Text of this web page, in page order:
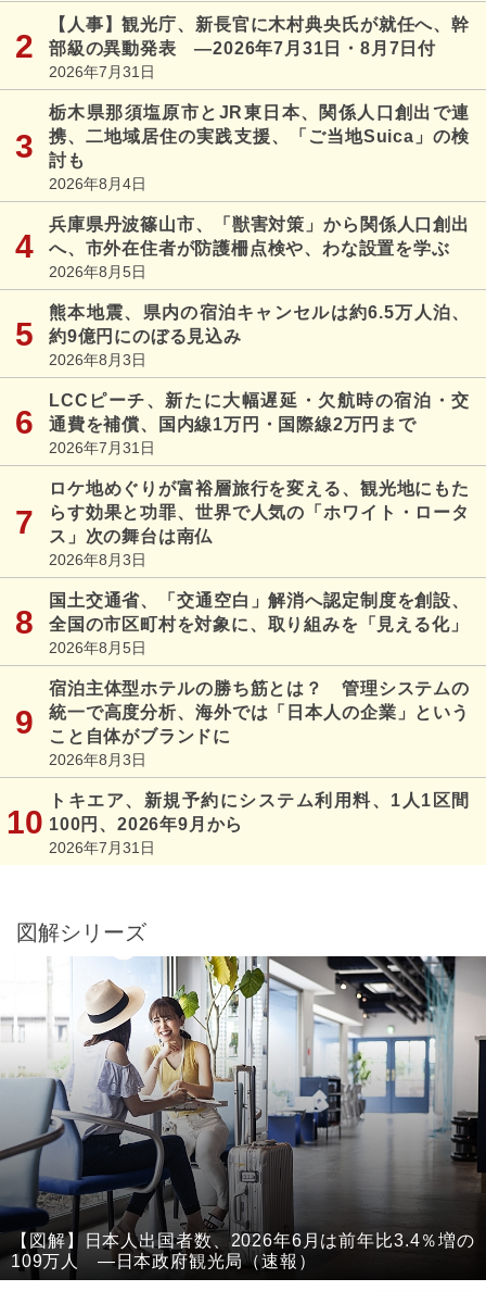
【人事】観光庁、新長官に木村典央氏が就任へ、幹
部級の異動発表 ―2026年7月31日・8月7日付
2026年7月31日
栃木県那須塩原市とJR東日本、関係人口創出で連
携、二地域居住の実践支援、「ご当地Suica」の検
討も
2026年8月4日
兵庫県丹波篠山市、「獣害対策」から関係人口創出
へ、市外在住者が防護柵点検や、わな設置を学ぶ
2026年8月5日
熊本地震、県内の宿泊キャンセルは約6.5万人泊、
約9億円にのぼる見込み
2026年8月3日
LCCピーチ、新たに大幅遅延・欠航時の宿泊・交
通費を補償、国内線1万円・国際線2万円まで
2026年7月31日
ロケ地めぐりが富裕層旅行を変える、観光地にもた
らす効果と功罪、世界で人気の「ホワイト・ロータ
ス」次の舞台は南仏
2026年8月3日
国土交通省、「交通空白」解消へ認定制度を創設、
全国の市区町村を対象に、取り組みを「見える化」
2026年8月5日
宿泊主体型ホテルの勝ち筋とは？ 管理システムの
統一で高度分析、海外では「日本人の企業」という
こと自体がブランドに
2026年8月3日
トキエア、新規予約にシステム利用料、1人1区間
100円、2026年9月から
2026年7月31日
図解シリーズ
【図解】日本人出国者数、2026年6月は前年比3.4％増の
109万人 ―日本政府観光局（速報）